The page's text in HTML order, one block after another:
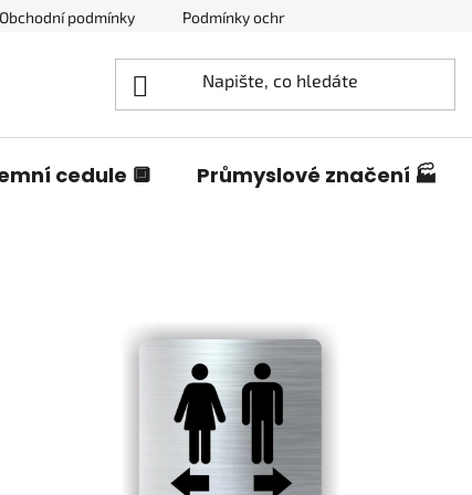
Obchodní podmínky Podmínky ochrany osobních údajů
cedule 🔲 Průmyslové značení 🏭